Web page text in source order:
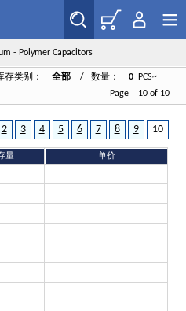
- Polymer Capacitors
类别： 全部 / 数量： 0
PCS~
Page 10 of 10
2 3 4 5 6 7 8 9 10
量
单价